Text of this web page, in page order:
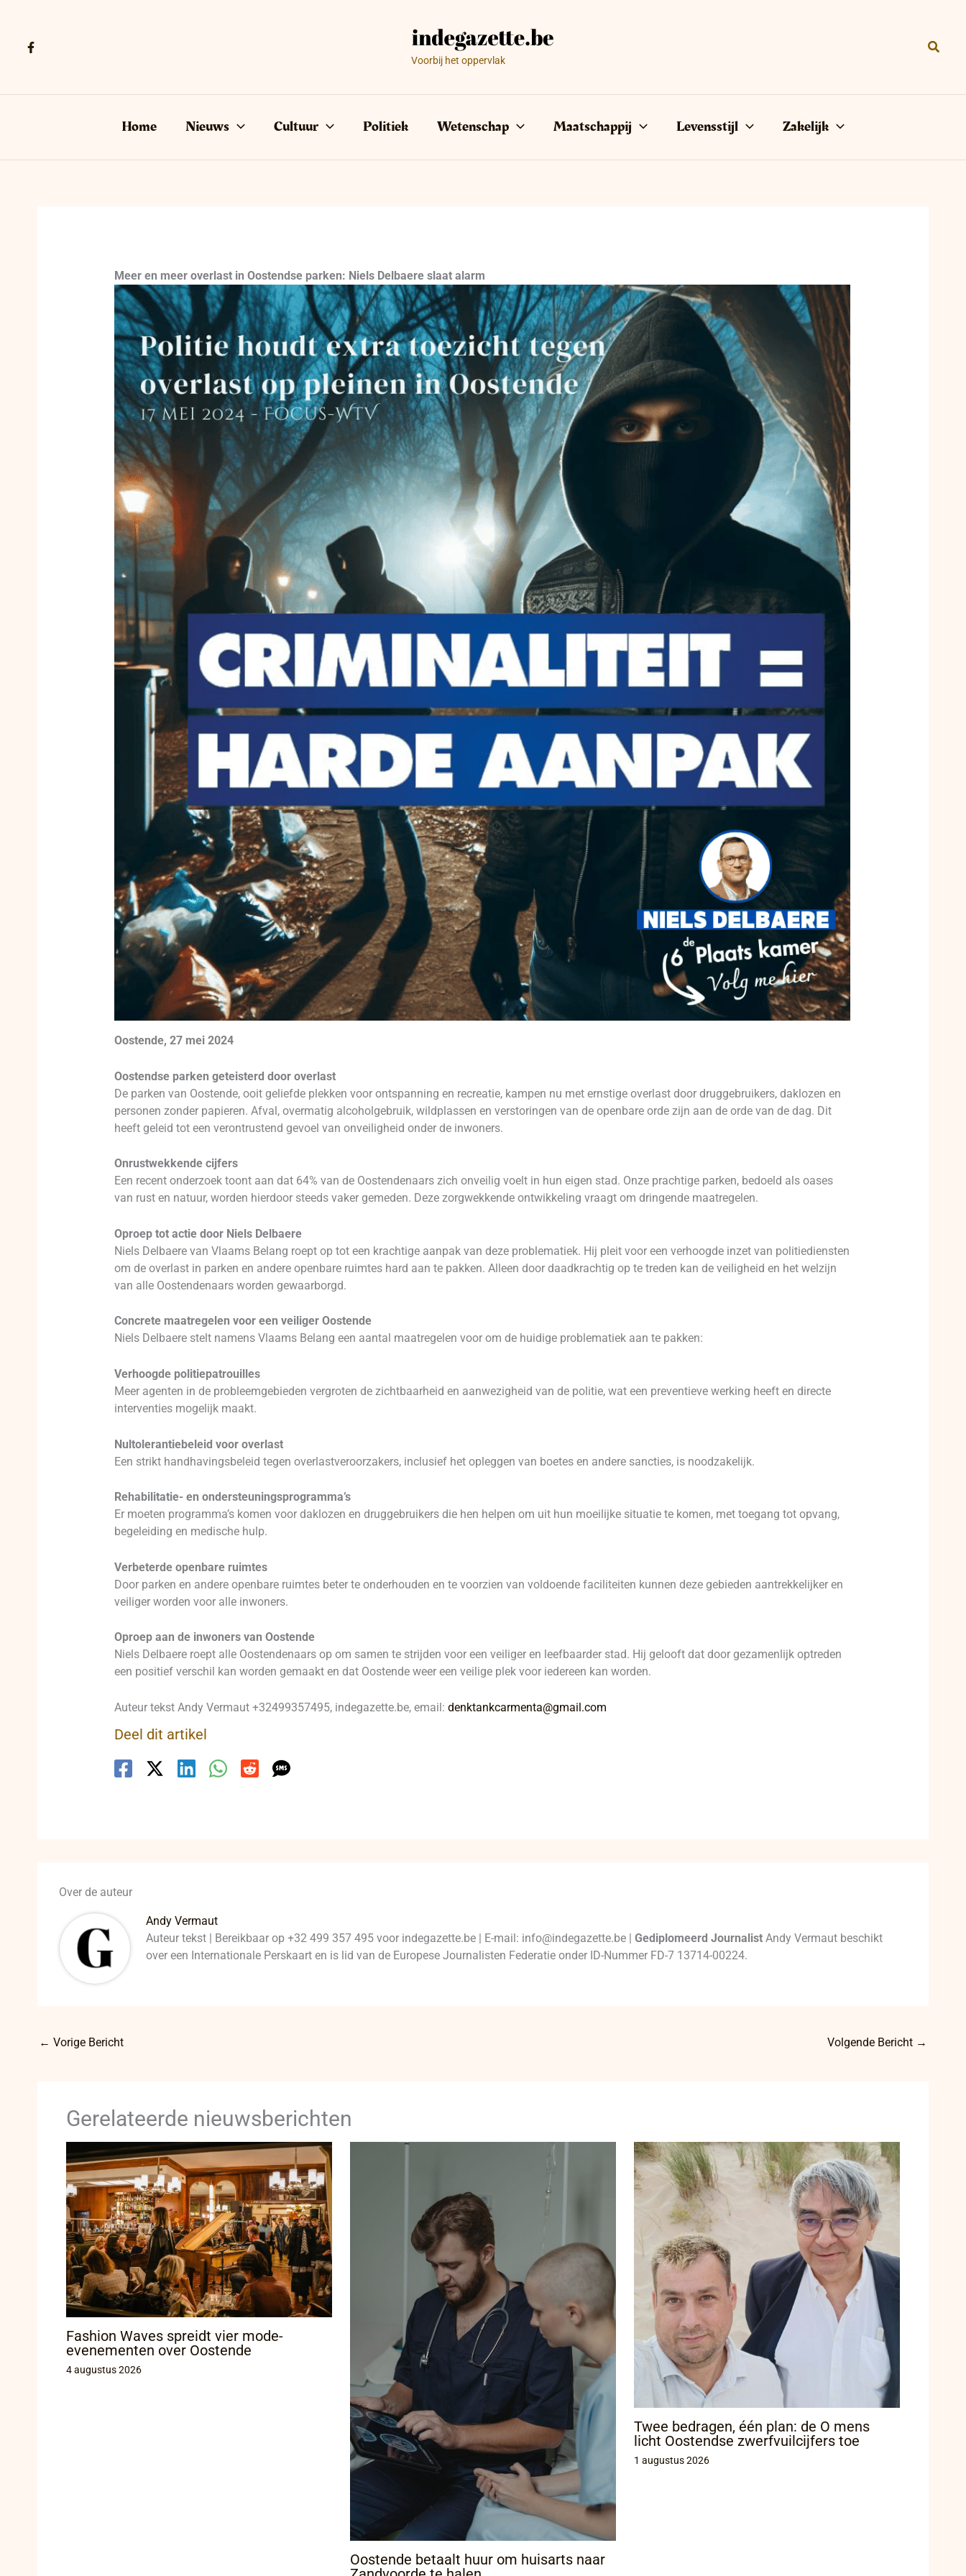
Voorbij het oppervlak
Home Nieuws Cultuur Politiek Wetenschap Maatschappij Levensstijl Zakelijk
Meer en meer overlast in Oostendse parken: Niels Delbaere slaat alarm
Oostende, 27 mei 2024
Oostendse parken geteisterd door overlast
De parken van Oostende, ooit geliefde plekken voor ontspanning en recreatie, kampen nu met ernstige overlast door druggebruikers, daklozen en
personen zonder papieren. Afval, overmatig alcoholgebruik, wildplassen en verstoringen van de openbare orde zijn aan de orde van de dag. Dit
heeft geleid tot een verontrustend gevoel van onveiligheid onder de inwoners.
Onrustwekkende cijfers
Een recent onderzoek toont aan dat 64% van de Oostendenaars zich onveilig voelt in hun eigen stad. Onze prachtige parken, bedoeld als oases
van rust en natuur, worden hierdoor steeds vaker gemeden. Deze zorgwekkende ontwikkeling vraagt om dringende maatregelen.
Oproep tot actie door Niels Delbaere
Niels Delbaere van Vlaams Belang roept op tot een krachtige aanpak van deze problematiek. Hij pleit voor een verhoogde inzet van politiediensten
om de overlast in parken en andere openbare ruimtes hard aan te pakken. Alleen door daadkrachtig op te treden kan de veiligheid en het welzijn
van alle Oostendenaars worden gewaarborgd.
Concrete maatregelen voor een veiliger Oostende
Niels Delbaere stelt namens Vlaams Belang een aantal maatregelen voor om de huidige problematiek aan te pakken:
Verhoogde politiepatrouilles
Meer agenten in de probleemgebieden vergroten de zichtbaarheid en aanwezigheid van de politie, wat een preventieve werking heeft en directe
interventies mogelijk maakt.
Nultolerantiebeleid voor overlast
Een strikt handhavingsbeleid tegen overlastveroorzakers, inclusief het opleggen van boetes en andere sancties, is noodzakelijk.
Rehabilitatie- en ondersteuningsprogramma’s
Er moeten programma’s komen voor daklozen en druggebruikers die hen helpen om uit hun moeilijke situatie te komen, met toegang tot opvang,
begeleiding en medische hulp.
Verbeterde openbare ruimtes
Door parken en andere openbare ruimtes beter te onderhouden en te voorzien van voldoende faciliteiten kunnen deze gebieden aantrekkelijker en
veiliger worden voor alle inwoners.
Oproep aan de inwoners van Oostende
Niels Delbaere roept alle Oostendenaars op om samen te strijden voor een veiliger en leefbaarder stad. Hij gelooft dat door gezamenlijk optreden
een positief verschil kan worden gemaakt en dat Oostende weer een veilige plek voor iedereen kan worden.
Auteur tekst Andy Vermaut +32499357495, indegazette.be, email: denktankcarmenta@gmail.com
Deel dit artikel
Over de auteur
Andy Vermaut
Auteur tekst | Bereikbaar op +32 499 357 495 voor indegazette.be | E-mail: info@indegazette.be |Gediplomeerd Journalist Andy Vermaut beschikt
over een Internationale Perskaart en is lid van de Europese Journalisten Federatie onder ID-Nummer FD-7 13714-00224.
← Vorige Bericht Volgende Bericht →
Gerelateerde nieuwsberichten
Fashion Waves spreidt vier mode-
evenementen over Oostende
4 augustus 2026
Oostende betaalt huur om huisarts naar
Twee bedragen, één plan: de O mens
licht Oostendse zwerfvuilcijfers toe
1 augustus 2026